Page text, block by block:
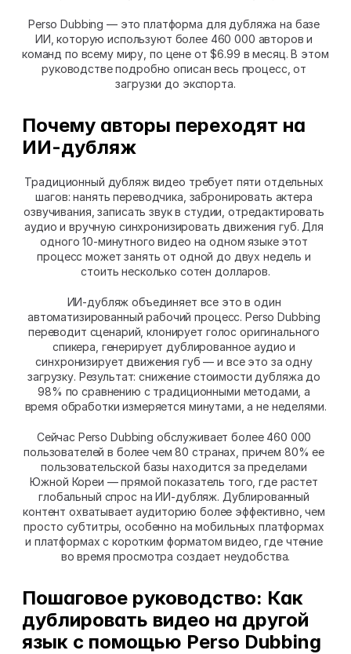
Perso Dubbing — это платформа для дубляжа на базе
ИИ, которую используют более 460 000 авторов и
команд по всему миру, по цене от $6.99 в месяц. В этом
руководстве подробно описан весь процесс, от
загрузки до экспорта.
Почему авторы переходят на
ИИ-дубляж
Традиционный дубляж видео требует пяти отдельных
шагов: нанять переводчика, забронировать актера
озвучивания, записать звук в студии, отредактировать
аудио и вручную синхронизировать движения губ. Для
одного 10-минутного видео на одном языке этот
процесс может занять от одной до двух недель и
стоить несколько сотен долларов.
ИИ-дубляж объединяет все это в один
автоматизированный рабочий процесс. Perso Dubbing
переводит сценарий, клонирует голос оригинального
спикера, генерирует дублированное аудио и
синхронизирует движения губ — и все это за одну
загрузку. Результат: снижение стоимости дубляжа до
98% по сравнению с традиционными методами, а
время обработки измеряется минутами, а не неделями.
Сейчас Perso Dubbing обслуживает более 460 000
пользователей в более чем 80 странах, причем 80% ее
пользовательской базы находится за пределами
Южной Кореи — прямой показатель того, где растет
глобальный спрос на ИИ-дубляж. Дублированный
контент охватывает аудиторию более эффективно, чем
просто субтитры, особенно на мобильных платформах
и платформах с коротким форматом видео, где чтение
во время просмотра создает неудобства.
Пошаговое руководство: Как
дублировать видео на другой
язык с помощью Perso Dubbing